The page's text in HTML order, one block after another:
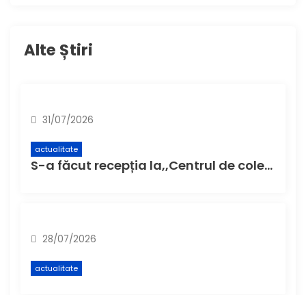
Alte Știri
31/07/2026
actualitate
S-a făcut recepția la,,Centrul de colectare cu aport voluntar” (CAV), unde buzoienii pot aduce deșeuri care nu încap în pubela de acasă
28/07/2026
actualitate